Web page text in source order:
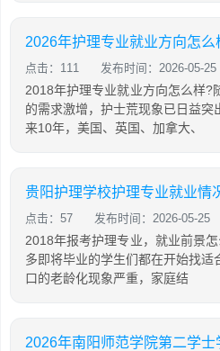
2026年护理专业就业方向怎么
点击：111 发布时间：2026-05-25
2018年护理专业就业方向怎么样?
的需求激增，护士荒现象已日益
来10年，美国、英国、加拿大、
贵阳护理学校护理专业就业情
点击：57 发布时间：2026-05-25
2018年报考护理专业，就业前景
多即将毕业的学生们都在开始找适
口的老龄化现象严重，家庭结
2026年南阳师范学院第二学士